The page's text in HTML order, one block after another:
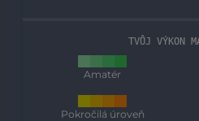
TVŮJ VÝKON
Amatér
Pokročilá úroveň